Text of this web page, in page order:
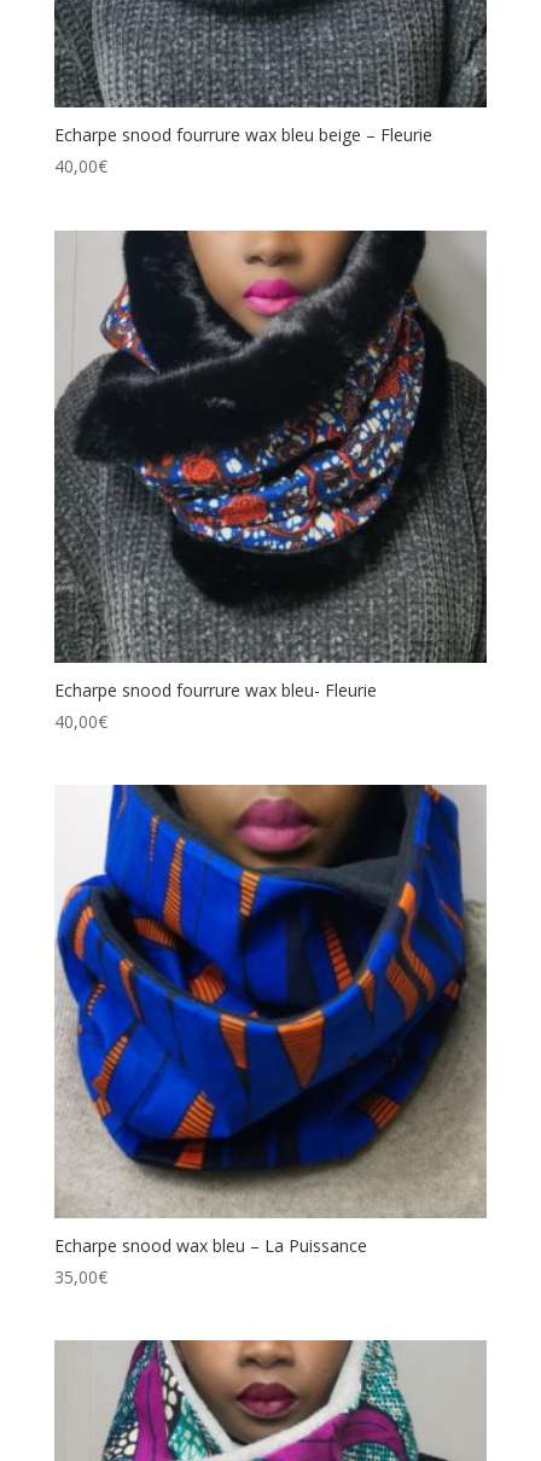
Echarpe snood fourrure wax bleu beige – Fleurie
40,00€
Echarpe snood fourrure wax bleu- Fleurie
40,00€
Echarpe snood wax bleu – La Puissance
35,00€